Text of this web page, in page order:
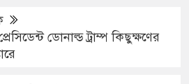
সিল-স্বাক্ষর জালিয়াতি চক্রের
ডোনাল্ড ট্রাম্প কিছুক্ষণের